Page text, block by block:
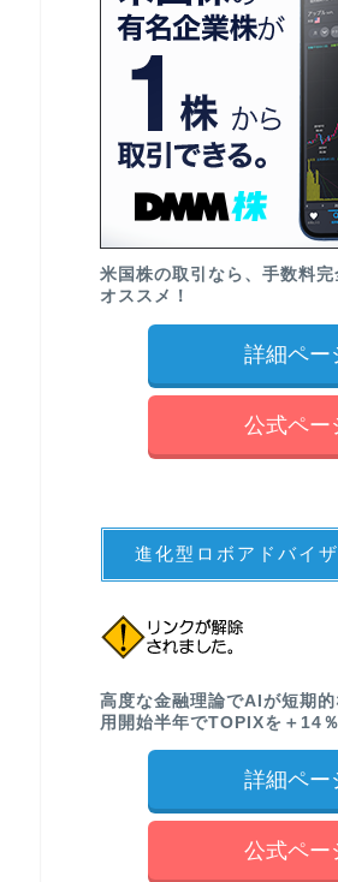
米国株の取引なら、手数料
オススメ！
詳細ペー
公式ペー
進化型ロボアドバイ
高度な金融理論でAIが短期
用開始半年でTOPIXを＋14
詳細ペー
公式ペー